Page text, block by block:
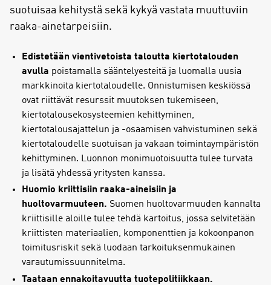
suotuisaa kehitystä sekä kykyä vastata muuttuviin
raaka-ainetarpeisiin.
Edistetään vientivetoista taloutta kiertotalouden
avulla poistamalla sääntelyesteitä ja luomalla uusia
markkinoita kiertotaloudelle. Onnistumisen keskiössä
ovat riittävät resurssit muutoksen tukemiseen,
kiertotalousekosysteemien kehittyminen,
kiertotalousajattelun ja -osaamisen vahvistuminen sekä
kiertotaloudelle suotuisan ja vakaan toimintaympäristön
kehittyminen. Luonnon monimuotoisuutta tulee turvata
ja lisätä yhdessä yritysten kanssa.
Huomio kriittisiin raaka-aineisiin ja
huoltovarmuuteen. Suomen huoltovarmuuden kannalta
kriittisille aloille tulee tehdä kartoitus, jossa selvitetään
kriittisten materiaalien, komponenttien ja kokoonpanon
toimitusriskit sekä luodaan tarkoituksenmukainen
varautumissuunnitelma.
Taataan ennakoitavuutta tuotepolitiikkaan.